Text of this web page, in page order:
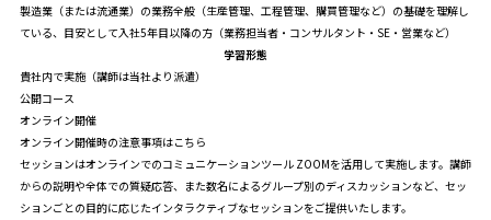
製造業（または流通業）の業務全般（生産管理、工程管理、購買管理など）の基礎を理解し
ている、目安として入社5年目以降の方（業務担当者・コンサルタント・SE・営業など）
学習形態
貴社内で実施（講師は当社より派遣）
公開コース
オンライン開催
オンライン開催時の注意事項はこちら
セッションはオンラインでのコミュニケーションツール ZOOMを活用して実施します。講師
からの説明や全体での質疑応答、また数名によるグループ別のディスカッションなど、セッ
ションごとの目的に応じたインタラクティブなセッションをご提供いたします。